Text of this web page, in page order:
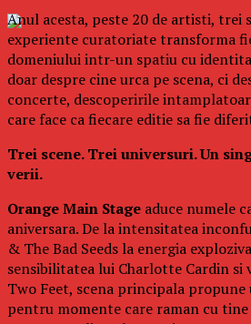
Anul acesta, peste 20 de artisti, trei
experiente curatoriate transforma
domeniului intr-un spatiu cu
doar despre cine urca pe scena, ci
concerte, descoperirile
care face ca fiecare editie sa fie
Trei scene. Trei universuri. Un
verii.
Orange Main Stage aduce numele
aniversara. De la intensitatea
& The Bad Seeds la energia
sensibilitatea lui Charlotte Cardin si
Two Feet, scena principala
pentru momente care raman cu